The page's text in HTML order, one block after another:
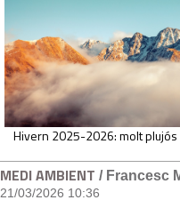
Hivern 2025-2026: molt plujós
MEDI AMBIENT / Francesc
21/03/2026 10:36